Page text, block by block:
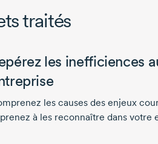
traités
les inefficiences
les causes des enjeux
à les reconnaître dans votre